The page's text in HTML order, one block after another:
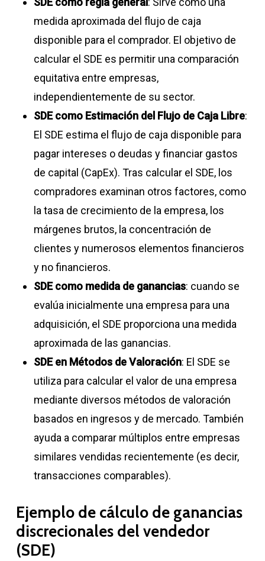
medida aproximada del flujo de caja
disponible para el comprador. El objetivo de
calcular el SDE es permitir una comparación
equitativa entre empresas,
independientemente de su sector.
SDE como Estimación del Flujo de Caja Libre:
El SDE estima el flujo de caja disponible para
pagar intereses o deudas y financiar gastos
de capital (CapEx). Tras calcular el SDE, los
compradores examinan otros factores, como
la tasa de crecimiento de la empresa, los
márgenes brutos, la concentración de
clientes y numerosos elementos financieros
y no financieros.
SDE como medida de ganancias: cuando se
evalúa inicialmente una empresa para una
adquisición, el SDE proporciona una medida
aproximada de las ganancias.
SDE en Métodos de Valoración: El SDE se
utiliza para calcular el valor de una empresa
mediante diversos métodos de valoración
basados ​​en ingresos y de mercado. También
ayuda a comparar múltiplos entre empresas
similares vendidas recientemente (es decir,
transacciones comparables).
Ejemplo de cálculo de ganancias
discrecionales del vendedor
(SDE)